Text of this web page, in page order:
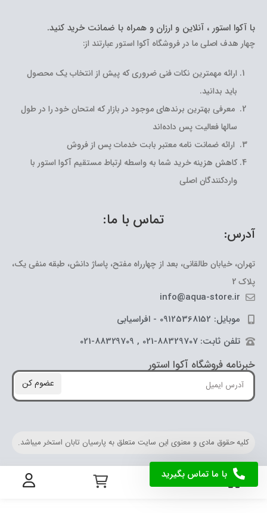
با آکوا استور ، آنلاین و ارزان و همراه با ضمانت خرید کنید.
چهار هدف اصلی ما در فروشگاه آکوا استور عبارتند از:
ارائه مهمترین نکات فنی ضروری که پیش از انتخاب یک محصول
باید بدانید.
معرفی بهترین برندهای موجود در بازار که امتحان خود را در طول
سالها فعالیت پس داده‌اند
ارائه ضمانت نامه معتبر بابت خدمات پس از فروش
کاهش هزینه خرید شما به واسطه ارتباط مستقیم آکوا استور با
واردکنندگان اصلی
تماس با ما:
آدرس:
تهران، خیابان طالقانی، بعد از چهارراه مفتح، پاساژ دانش، طبقه منفی یک،
پلاک 2
info@aqua-store.ir
موبایل: 09125368152 - افراسیابی
تلفن ثابت: 88329707-021 , 88329709-021
خبرنامه فروشگاه آکوا استور
عضوم کن
کلیه حقوق مادی و معنوی این سایت متعلق به پارسیان تابان استخر میباشد.
با ما تماس بگیرید